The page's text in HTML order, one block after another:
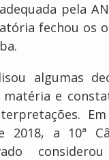
pela
fechou os
algumas
matéria e
2018, a 10ª